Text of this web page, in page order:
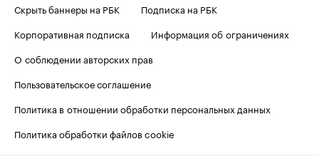
Скрыть баннеры на РБК
Подписка на РБК
Корпоративная подписка
Информация об ограничениях
О соблюдении авторских прав
Пользовательское соглашение
Политика в отношении обработки персональных данных
Политика обработки файлов cookie